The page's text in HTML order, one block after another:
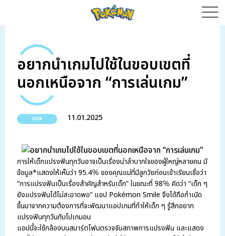
อยากนำเกมไปใช้ในขอบเขตที่
นอกเหนือจาก “การเล่นเกม”
แอพ 11.01.2025
การให้เด็กแปรงฟันทุกวันอาจเป็นเรื่องน่าลำบากใจของผู้ใหญ่หลายคน มี
ข้อมูล*แสดงให้เห็นว่า 95.4％ ของคุณแม่ที่มีลูกวัยก่อนเข้าเรียนเชื่อว่า
“การแปรงฟันเป็นเรื่องสำคัญสำหรับเด็ก” ในขณะที่ 98％ คิดว่า “เด็ก ๆ
ยังแปรงฟันได้ไม่สะอาดพอ” แอป Pokémon Smile จึงได้ถือกำเนิด
ขึ้นมาจากความต้องการที่จะพัฒนาแอปเกมที่ทำให้เด็ก ๆ รู้สึกอยาก
แปรงฟันทุกวันกับโปเกมอน
แอปนี้จะใช้กล้องบนสมาร์ตโฟนตรวจจับสภาพการแปรงฟัน และแสดง